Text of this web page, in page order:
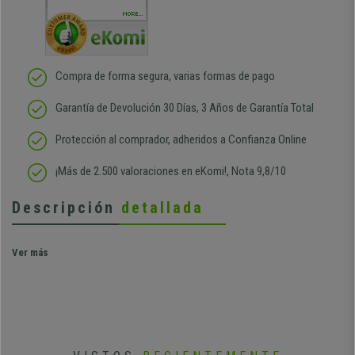
MORE...
Compra de forma segura, varias formas de pago
Garantía de Devolución 30 Días, 3 Años de Garantía Total
Protección al comprador, adheridos a Confianza Online
¡Más de 2.500 valoraciones en eKomi!, Nota 9,8/10
Descripción detallada
Ver más